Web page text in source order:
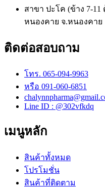
สาขา ปะโค (ข้าง 7-11
หนองคาย จ.หนองคาย
ติดต่อสอบถาม
โทร. 065-094-9963
หรือ 091-060-6851
Line ID : @302vfkdq
เมนูหลัก
สินค้าทั้งหมด
โปรโมชั่น
สินค้าที่ติดตาม